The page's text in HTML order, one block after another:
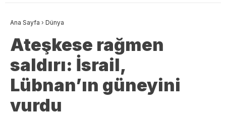
Ana Sayfa › Dünya
Ateşkese rağmen
saldırı: İsrail,
Lübnan’ın güneyini
vurdu